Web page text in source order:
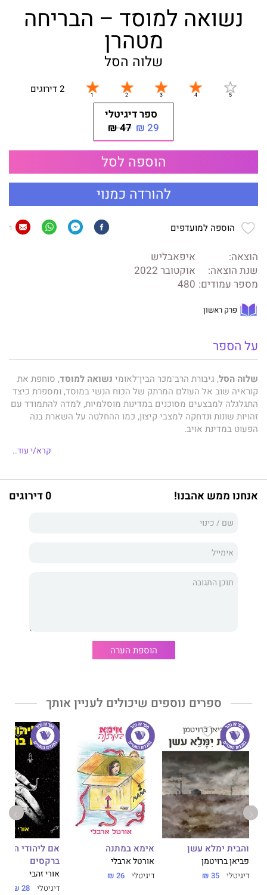
נשואה למוסד – הבריחה
מטהרן
שלוה הסל
2 דירוגים
ספר דיגיטלי
29 ₪
47 ₪
הוספה לסל
להורדה כמנוי
הוספה למועדפים 1
הוצאה:
איפאבליש
שנת הוצאה:
אוקטובר 2022
מספר עמודים: 480
פרק ראשון
על הספר
שלוה הסל, גיבורת הרב־מכר הבין־לאומי נשואה למוסד, סוחפת את
קוראיה שוב אל העולם המרתק של הכוח הנשי במוסד, ומספרת כיצד
התגלגלה למבצעים מסוכנים במדינות מוסלמיות, למדה להתמודד עם
זהויות שונות ונדחקה למצבי קיצון, כמו ההחלטה על השארת בנה
הפעוט במדינת אויב.
רומן המתח השני בסדרה של הסל מתאר בכתיבה חושפנית וישירה
גם אחר סערות היצר, התשוקות והרומנטיקה.
השילוב הנדיר בין אישיות המחברת, אמונתה, אומץ לבה וכושר
לנשימה. העלילה התזזיתית נעה בין אתגרים מבצעיים מסכני חיים
במדינות אויב לבין אתגרים מהסוג הרגשי, עם לא מעט הצלחות
קרא/י עוד..
אנחנו ממש אהבנו! 0 דירוגים
הוספת הערה
ספרים נוספים שיכולים לעניין אותך
והבית ימלא עשן
פביאן ברויטמן
דיגיטלי 35 ₪
אימא במתנה
אורטל ארבלי
דיגיטלי 26 ₪
אם ליהודי
ברקסים
אורי זהבי
דיגיטלי 28 ₪